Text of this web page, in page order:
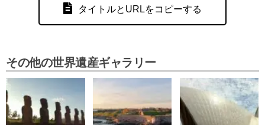
タイトルとURLをコピーする
その他の世界遺産ギャラリー